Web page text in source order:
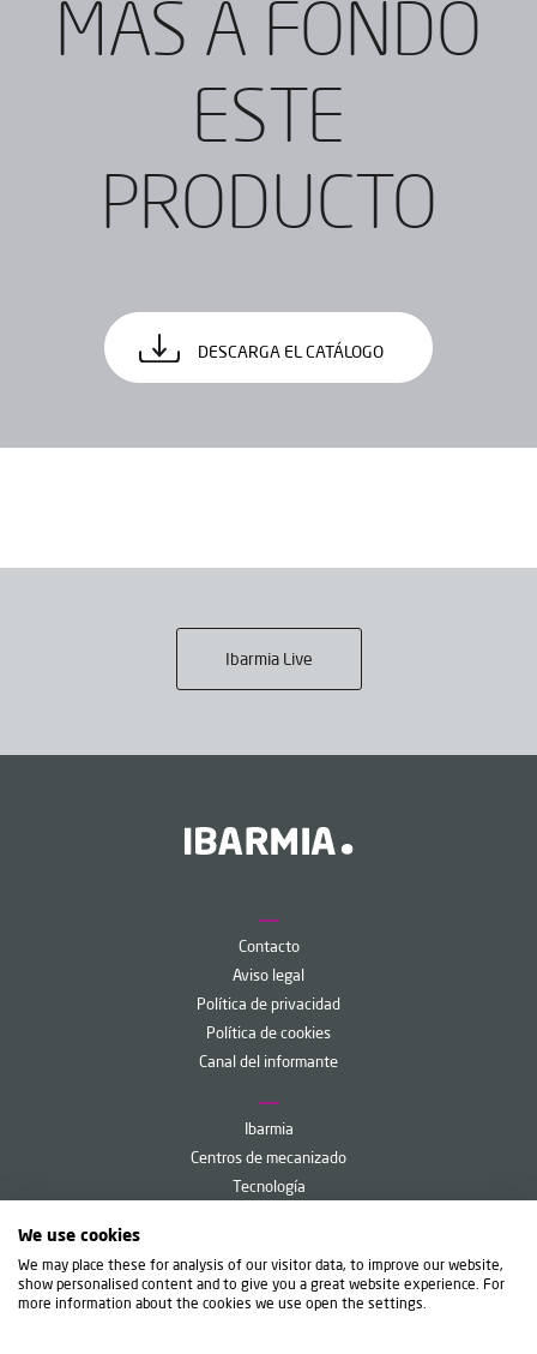
MÁS A FONDO
ESTE
PRODUCTO
DESCARGA EL CATÁLOGO
Ibarmia Live
Contacto
Aviso legal
Política de privacidad
Política de cookies
Canal del informante
Ibarmia
Centros de mecanizado
Tecnología
IBARMIA INNOVATEK, S.L.U.
We use cookies
We may place these for analysis of our visitor data, to improve our website,
show personalised content and to give you a great website experience. For
more information about the cookies we use open the settings.